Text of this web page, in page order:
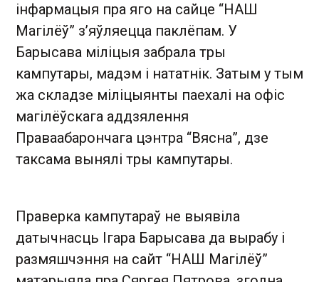
інфармацыя пра яго на сайце “НАШ
Магілёў” з’яўляецца паклёпам. У
Барысава міліцыя забрала тры
кампутары, мадэм і нататнік. Затым у тым
жа складзе міліцыянты паехалі на офіс
магілёўскага аддзялення
Праваабарончага цэнтра “Вясна”, дзе
таксама вынялі тры кампутары.
Праверка кампутараў не выявіла
датычнасць Ігара Барысава да вырабу і
размяшчэння на сайт “НАШ Магілёў”